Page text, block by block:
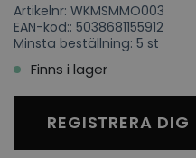
Artikelnr: WKMSMMO003
EAN-kod:: 5038681155912
Minsta beställning: 5 st
Finns i lager
REGISTRERA DIG